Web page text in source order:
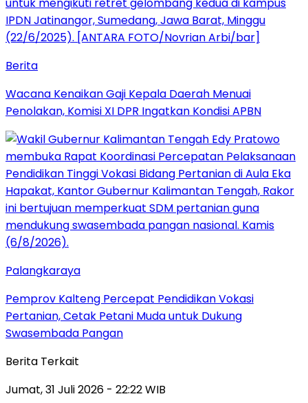
Berita
Wacana Kenaikan Gaji Kepala Daerah Menuai
Penolakan, Komisi XI DPR Ingatkan Kondisi APBN
Palangkaraya
Pemprov Kalteng Percepat Pendidikan Vokasi
Pertanian, Cetak Petani Muda untuk Dukung
Swasembada Pangan
Berita Terkait
Jumat, 31 Juli 2026 - 22:22 WIB